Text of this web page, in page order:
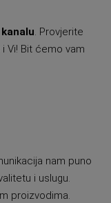
. Provjerite
Vi! Bit ćemo vam
nam puno
i uslugu.
proizvodima.